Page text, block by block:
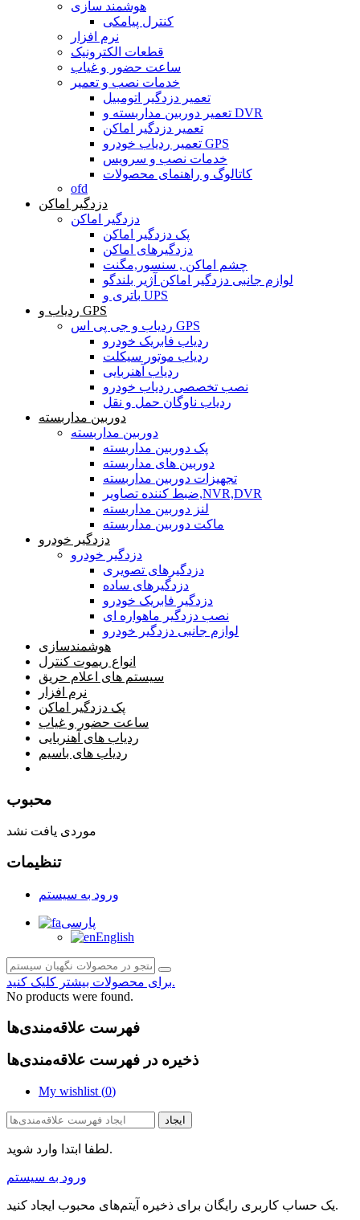
هوشمند سازی
کنترل پیامکی
نرم افزار
قطعات الکترونیک
ساعت حضور و غیاب
خدمات نصب و تعمیر
تعمیر دزدگیر اتومبیل
تعمیر دوربین مداربسته و DVR
تعمیر دزدگیر اماکن
تعمیر ردیاب خودرو GPS
خدمات نصب و سرویس
کاتالوگ و راهنمای محصولات
ofd
دزدگیر اماکن
دزدگیر اماکن
پک دزدگیر اماکن
دزدگیرهای اماکن
چشم اماکن , سنسور,مگنت
لوازم جانبی دزدگیر اماکن آژیر بلندگو
باتری و UPS
ردیاب و GPS
ردیاب و جی پی اس GPS
ردیاب فابریک خودرو
ردیاب موتور سیکلت
ردیاب آهنربایی
نصب تخصصی ردیاب خودرو
ردیاب ناوگان حمل و نقل
دوربین مداربسته
دوربین مداربسته
پک دوربین مداربسته
دوربین های مداربسته
تجهیزات دوربین مداربسته
ضبط کننده تصاویر,NVR,DVR
لنز دوربین مداربسته
ماکت دوربین مداربسته
دزدگیر خودرو
دزدگیر خودرو
دزدگیرهای تصویری
دزدگیرهای ساده
دزدگیر فابریک خودرو
نصب دزدگیر ماهواره ای
لوازم جانبی دزدگیر خودرو
هوشمندسازی
انواع ریموت کنترل
سیستم های اعلام حریق
نرم افزار
پک دزدگیر اماکن
ساعت حضور و غیاب
ردیاب های آهنربایی
ردیاب های باسیم
محبوب
موردی یافت نشد
تنظیمات
ورود به سیستم
پارسی
English
برای محصولات بیشتر کلیک کنید.
No products were found.
فهرست علاقه‌مندی‌ها
ذخیره در فهرست علاقه‌مندی‌ها
My wishlist (0)
ایجاد
لطفا ابتدا وارد شوید.
ورود به سیستم
یک حساب کاربری رایگان برای ذخیره آیتم‌های محبوب ایجاد کنید.